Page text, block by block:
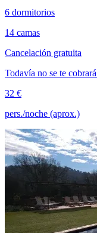
6 dormitorios
14 camas
Cancelación gratuita
Todavía no se te
32 €
pers./noche (aprox.)